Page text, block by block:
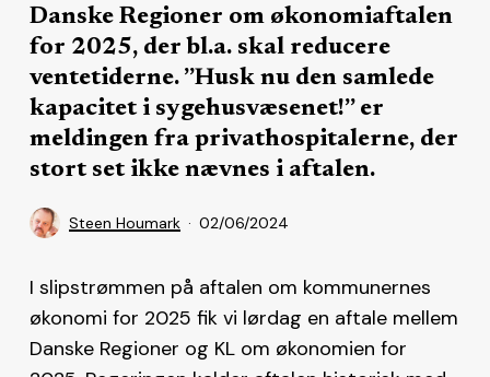
Danske Regioner om økonomiaftalen
for 2025, der bl.a. skal reducere
ventetiderne. ”Husk nu den samlede
kapacitet i sygehusvæsenet!” er
meldingen fra privathospitalerne, der
stort set ikke nævnes i aftalen.
Steen Houmark 02/06/2024
I slipstrømmen på aftalen om kommunernes
økonomi for 2025 fik vi lørdag en aftale mellem
Danske Regioner og KL om økonomien for